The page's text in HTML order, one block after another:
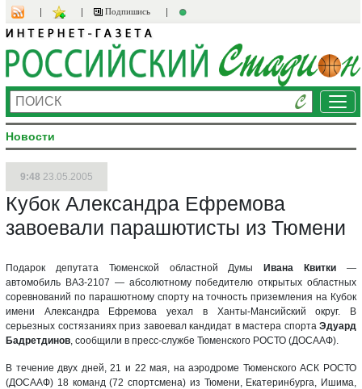
Подпишись
Новости
9:48 23.05.2005
Кубок Александра Ефремова
завоевали парашютисты из Тюмени
Подарок депутата Тюменской областной Думы Ивана Квитки —
автомобиль ВАЗ-2107 — абсолютному победителю открытых областных
соревнований по парашютному спорту на точность приземления на Кубок
имени Александра Ефремова уехал в Ханты-Мансийский округ. В
серьезных состязаниях приз завоевал кандидат в мастера спорта Эдуард
Бадретдинов, сообщили в пресс-службе Тюменского РОСТО (ДОСААФ).
В течение двух дней, 21 и 22 мая, на аэродроме Тюменского АСК РОСТО
(ДОСААФ) 18 команд (72 спортсмена) из Тюмени, Екатеринбурга, Ишима,